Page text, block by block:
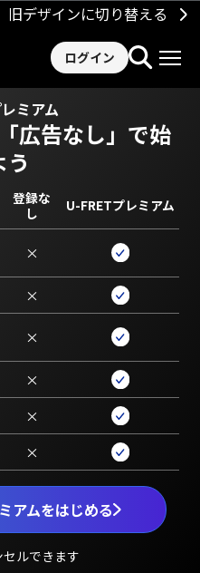
旧デザインに切り替える
ログイン
ミアム
「広告なし」で始
う
アムをはじめる
ルできます
登録な
し
U-FRETプレミアム
×
×
×
×
×
×